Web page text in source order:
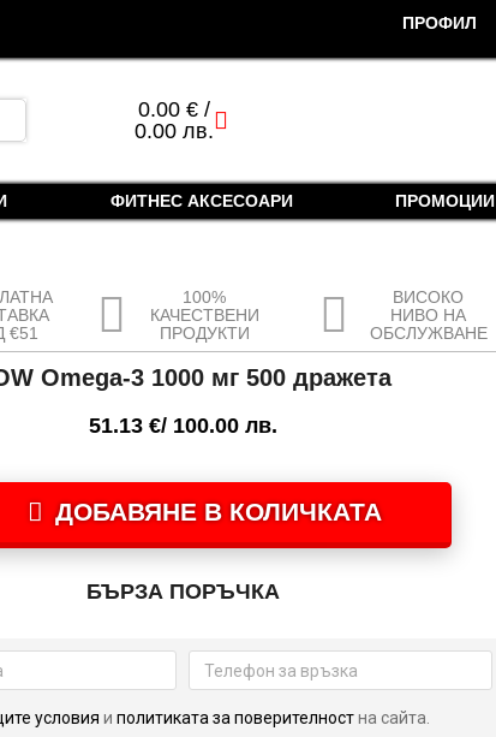
ПРОФИЛ
0.00 €/
0.00 лв.cart
ФИТНЕС АКСЕСОАРИ ПРОМОЦИИ
€51
100%
КАЧЕСТВЕНИ
ПРОДУКТИ
ВИСОКО
НИВО НА
ОБСЛУЖВАНЕ
Omega-3 1000 мг 500 дражета
51.13 €/ 100.00 лв.
ДОБАВЯНЕ В КОЛИЧКАТА
БЪРЗА ПОРЪЧКА
условия и политиката за поверителностна сайта.